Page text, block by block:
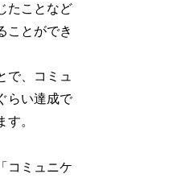
たことなど
ことができ
で、コミュ
らい達成で
。
コミュニケ